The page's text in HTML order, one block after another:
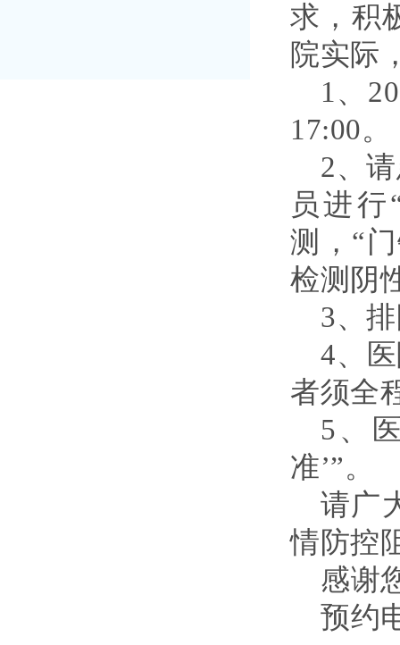
求，积
院实际
1、
17:00。
2、
员进
测，“
检测阴
3、
4、
者须全
5、
准’”。
请广
情防控
感谢
预约